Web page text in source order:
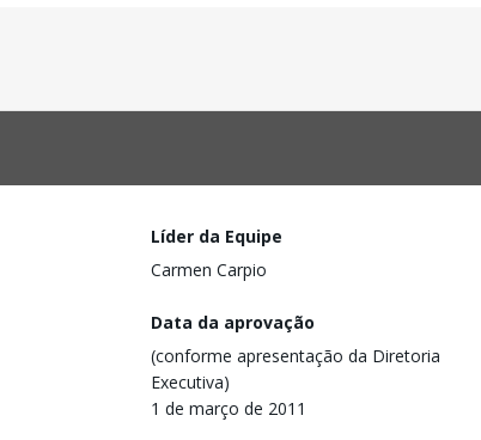
Líder da Equipe
Carmen Carpio
Data da aprovação
(conforme apresentação da Diretoria
Executiva)
1 de março de 2011